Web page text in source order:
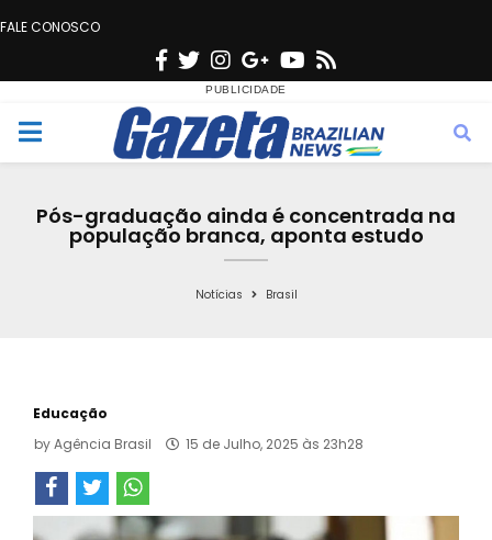
FALE CONOSCO
F
c
e
o
T
w
i
t
e
n
s
t
g
r
a
G
o
o
g
e
Y
u
t
b
s
M
Pós-graduação ainda é concentrada na
população branca, aponta estudo
Notícias Brasil
Educação
byAgência Brasil 15 de Julho, 2025 às 23h28